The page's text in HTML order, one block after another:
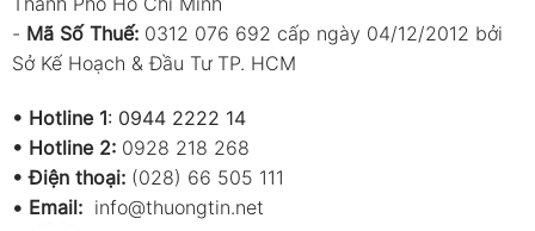
- Mã Số Thuế: 0312 076 692 cấp ngày 04/12/2012 bởi
Sở Kế Hoạch & Đầu Tư TP. HCM
• Hotline 1: 0944 2222 14
• Hotline 2: 0928 218 268
• Điện thoại: (028) 66 505 111
• Email: info@thuongtin.net